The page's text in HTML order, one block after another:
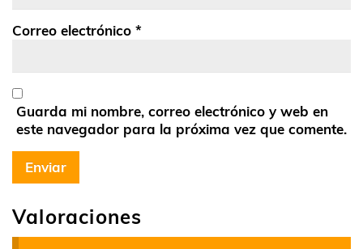
Valoraciones
Correo electrónico *
Guarda mi nombre, correo electrónico y web en
este navegador para la próxima vez que comente.